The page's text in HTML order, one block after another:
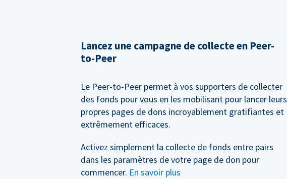
Lancez une campagne de collecte en Peer-
to-Peer
Le Peer-to-Peer permet à vos supporters de collecter
des fonds pour vous en les mobilisant pour lancer leurs
propres pages de dons incroyablement gratifiantes et
extrêmement efficaces.
Activez simplement la collecte de fonds entre pairs
dans les paramètres de votre page de don pour
commencer. En savoir plus